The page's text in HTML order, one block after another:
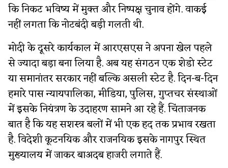
कि निकट भविष्य में मुक्त और निष्पक्ष चुनाव होंगे. वाकई
नहीं लगता कि नोटबंदी बड़ी गलती थी.
मोदी के दूसरे कार्यकाल में आरएसएस ने अपना खेल पहले
से ज्यादा बड़ा बना लिया है. अब यह संगठन एक शेडो स्टेट
या समानांतर सरकार नहीं बल्कि असली स्टेट है. दिन-ब-दिन
हमारे पास न्यायपालिका, मीडिया, पुलिस, गुप्तचर संस्थाओं
में इसके नियंत्रण के उदाहरण सामने आ रहे हैं. चिंताजनक
बात है कि यह सशस्त्र बलों में भी एक हद तक प्रभाव रखता
है. विदेशी कूटनयिक और राजनयिक इसके नागपुर स्थित
मुख्यालय में जाकर बाअदब हाजरी लगाते हैं.